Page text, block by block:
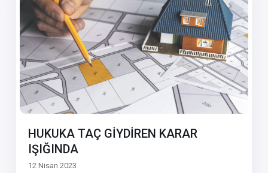
HUKUKA TAÇ GİYDİREN KARAR
IŞIĞINDA
12 Nisan 2023